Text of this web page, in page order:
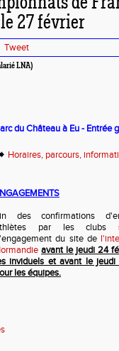
27 février
Tweet
LNA)
du Château à Eu - Entrée
Horaires, parcours,
des confirmations
par les clubs
du site de
avant le jeudi 24
inviduels et avant le jeudi
les équipes.